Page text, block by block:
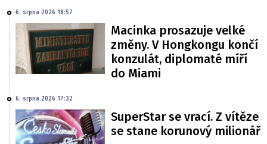
6. srpna 2026 18:57
Macinka prosazuje velké
změny. V Hongkongu končí
konzulát, diplomaté míří
do Miami
6. srpna 2026 17:32
SuperStar se vrací. Z vítěze
se stane korunový milionář